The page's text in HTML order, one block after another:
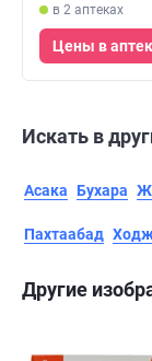
в 2 аптеках
Цены в
Искать в
Асака Бухара
Пахтаабад
Другие